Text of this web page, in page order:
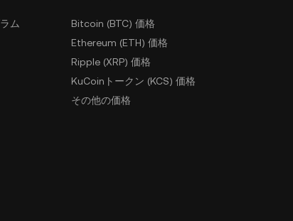
ム
Bitcoin (BTC) 価格
Ethereum (ETH) 価格
Ripple (XRP) 価格
KuCoinトークン (KCS) 価格
その他の価格